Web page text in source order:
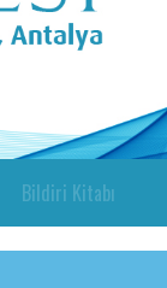
Bildiri Kitabı